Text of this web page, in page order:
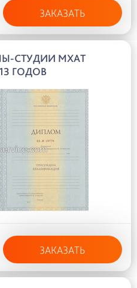
ЗАКАЗАТЬ
СТУДИИ МХАТ
ГОДОВ
ЗАКАЗАТЬ